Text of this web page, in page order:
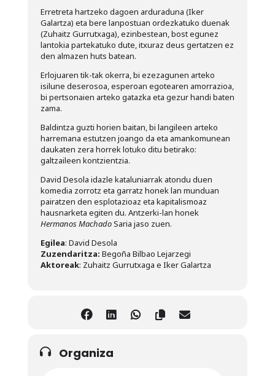
Erretreta hartzeko dagoen arduraduna (Iker
Galartza) eta bere lanpostuan ordezkatuko duenak
(Zuhaitz Gurrutxaga), ezinbestean, bost egunez
lantokia partekatuko dute, itxuraz deus gertatzen ez
den almazen huts batean.
Erlojuaren tik-tak okerra, bi ezezagunen arteko
isilune deserosoa, esperoan egotearen amorrazioa,
bi pertsonaien arteko gatazka eta gezur handi baten
zama.
Baldintza guzti horien baitan, bi langileen arteko
harremana estutzen joango da eta amankomunean
daukaten zera horrek lotuko ditu betirako:
galtzaileen kontzientzia.
David Desola idazle kataluniarrak atondu duen
komedia zorrotz eta garratz honek lan munduan
pairatzen den esplotazioaz eta kapitalismoaz
hausnarketa egiten du. Antzerki-lan honek
Hermanos MachadoSaria jaso zuen.
Egilea: David Desola
Zuzendaritza: Begoña Bilbao Lejarzegi
Aktoreak: Zuhaitz Gurrutxaga e Iker Galartza
Organiza